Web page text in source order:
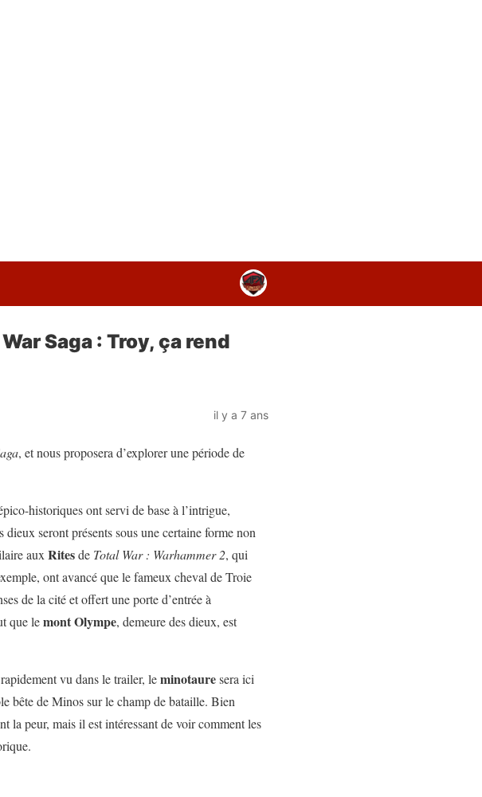
Saga : Troy, ça rend
il y a 7 ans
, et nous proposera d’explorer une période de
historiques ont servi de base à l’intrigue,
dieux seront présents sous une certaine forme non
aux Ritesde Total War : Warhammer 2, qui
ont avancé que le fameux cheval de Troie
de la cité et offert une porte d’entrée à
que lemont Olympe, demeure des dieux, est
vu dans le trailer, leminotauresera ici
bête de Minos sur le champ de bataille. Bien
la peur, mais il est intéressant de voir comment les